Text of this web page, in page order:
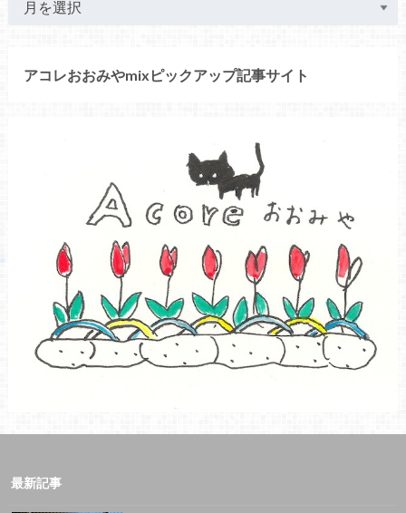
アコレおおみやmixピックアップ記事サイト
最新記事